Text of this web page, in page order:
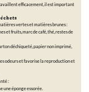
efficacement, il est important
vertes et matières brunes :
et fruits, marc de café, thé, restes de
déchiqueté, papier non imprimé,
odeurs et favorise la reproduction et
:
une éponge essorée.